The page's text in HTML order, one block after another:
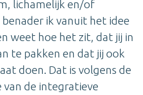
lichamelijk en/of
ik vanuit het idee
weet hoe het zit, dat jij in
te pakken en dat jij ook
doen. Dat is volgens de
de integratieve